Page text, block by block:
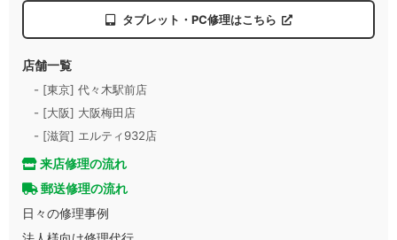
タブレット・PC修理はこちら
店舗一覧
- [東京] 代々木駅前店
- [大阪] 大阪梅田店
- [滋賀] エルティ932店
来店修理の流れ
郵送修理の流れ
日々の修理事例